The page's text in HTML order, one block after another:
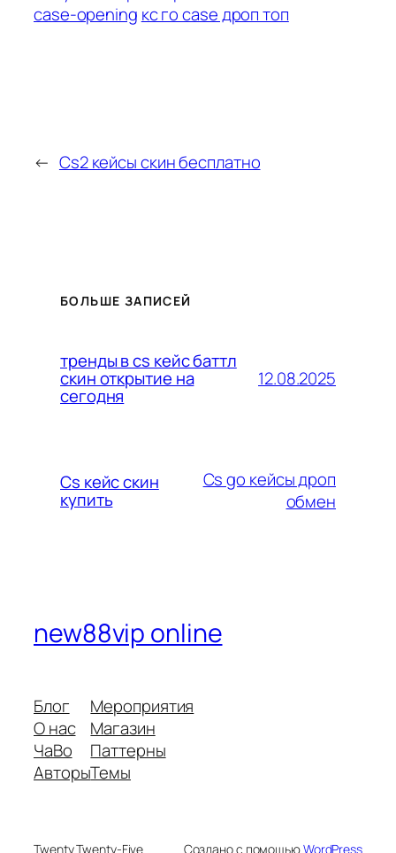
case-opening кс го case дроп топ
← Cs2 кейсы скин бесплатно
БОЛЬШЕ ЗАПИСЕЙ
тренды в cs кейс баттл
скин открытие на
сегодня
12.08.2025
Cs кейс скин
купить
Cs go кейсы дроп
обмен
new88vip online
Блог
О нас
ЧаВо
Авторы
Мероприятия
Магазин
Паттерны
Темы
Twenty Twenty-Five Создано с помощьюWordPress